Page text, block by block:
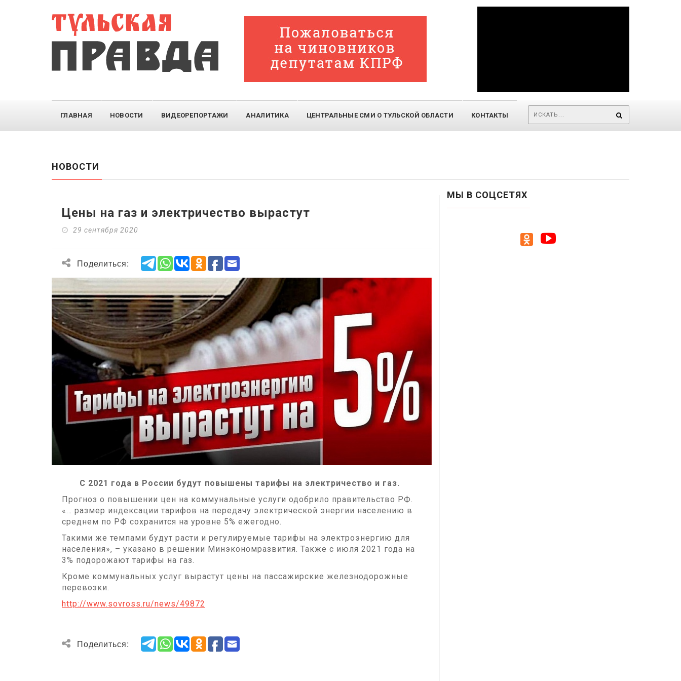
ГЛАВНАЯ НОВОСТИ ВИДЕОРЕПОРТАЖИ АНАЛИТИКА ЦЕНТРАЛЬНЫЕ СМИ О ТУЛЬСКОЙ ОБЛАСТИ КОНТАКТЫ
НОВОСТИ
Цены на газ и электричество вырастут
29 сентября 2020
Поделиться:
С 2021 года в России будут повышены тарифы на электричество и газ.
Прогноз о повышении цен на коммунальные услуги одобрило правительство РФ.
«… размер индексации тарифов на передачу электрической энергии населению в
среднем по РФ сохранится на уровне 5% ежегодно.
Такими же темпами будут расти и регулируемые тарифы на электроэнергию для
населения», – указано в решении Минэкономразвития. Также с июля 2021 года на
3% подорожают тарифы на газ.
Кроме коммунальных услуг вырастут цены на пассажирские железнодорожные
перевозки.
http://www.sovross.ru/news/49872
Поделиться:
МЫ В СОЦСЕТЯХ